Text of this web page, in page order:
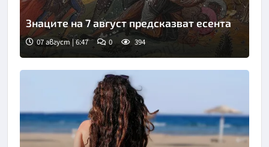
Знаците на 7 август предсказват есента
07 август | 6:47 0 394